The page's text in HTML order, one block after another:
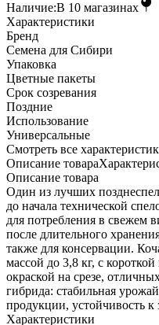
Наличие:В 10 магазинах
Характеристики
Бренд
Семена для Сибири
Упаковка
Цветные пакеты
Срок созревания
Поздние
Использование
Универсальные
Cмотреть все
Описание товара
Описание товара
Один из лучших
до начала технической
для потребления в свежем
после длительного
также для консервации.
массой до 3,8 кг, с
окраской на срезе,
гибрида: стабильная
продукции, устойчивость к
Характеристики